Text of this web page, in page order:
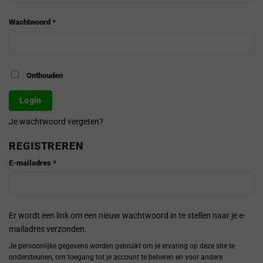
Wachtwoord *Vereist
Onthouden
Login
Je wachtwoord vergeten?
REGISTREREN
E-mailadres *Vereist
Er wordt een link om een nieuw wachtwoord in te stellen naar je e-
mailadres verzonden.
Je persoonlijke gegevens worden gebruikt om je ervaring op deze site te
ondersteunen, om toegang tot je account te beheren en voor andere